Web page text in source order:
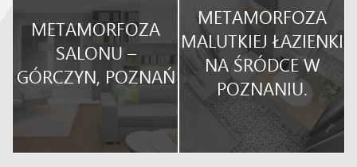
METAMORFOZA
SALONU –
GÓRCZYN, POZNAŃ
METAMORFOZA
MALUTKIEJ ŁAZIENKI
NA ŚRÓDCE W
POZNANIU.